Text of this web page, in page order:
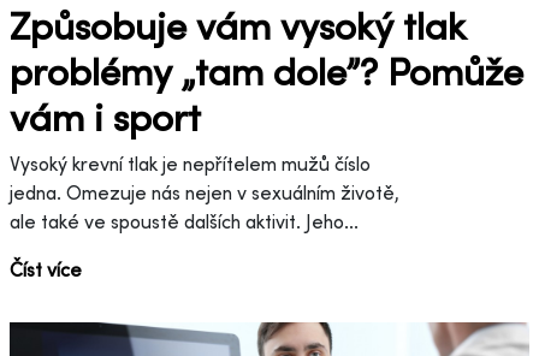
Způsobuje vám vysoký tlak
problémy „tam dole”? Pomůže
vám i sport
Vysoký krevní tlak je nepřítelem mužů číslo
jedna. Omezuje nás nejen v sexuálním životě,
ale také ve spoustě dalších aktivit. Jeho...
Číst více